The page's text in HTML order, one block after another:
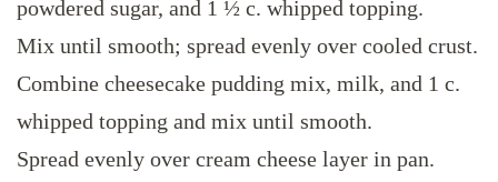
powdered sugar, and 1 ½ c. whipped topping.
Mix until smooth; spread evenly over cooled crust.
Combine cheesecake pudding mix, milk, and 1 c.
whipped topping and mix until smooth.
Spread evenly over cream cheese layer in pan.